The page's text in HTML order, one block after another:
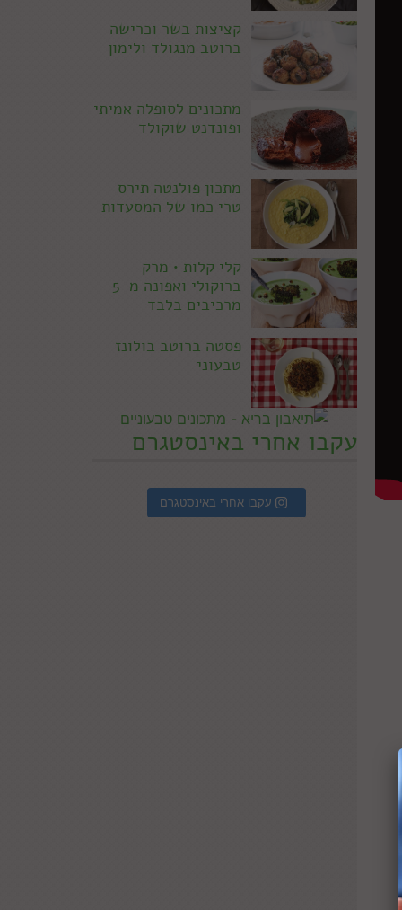
קציצות בשר וכרישה
ברוטב מנגולד ולימון
מתכונים לסופלה אמיתי
ופונדנט שוקולד
מתכון פולנטה תירס
טרי כמו של המסעדות
קלי קלות • מרק
ברוקולי ואפונה מ-5
מרכיבים בלבד
פסטה ברוטב בולונז
טבעוני
עקבו אחרי באינסטגרם
עקבו אחרי באינסטגרם